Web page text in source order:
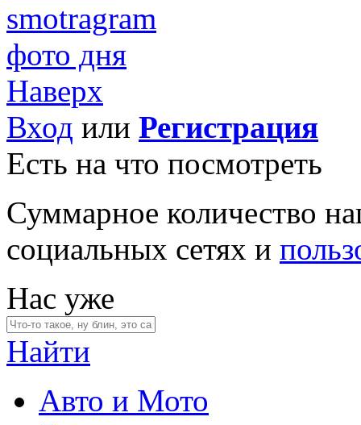
smotragram
фото дня
Наверх
Вход или Регистрация
Есть на что посмотреть
Суммарное количество
социальных сетях и
Нас уже
Найти
Авто и Мото